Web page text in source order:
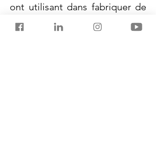
ont utilisant dans fabriquer de
tous de smartphones à la
technologie des énergies